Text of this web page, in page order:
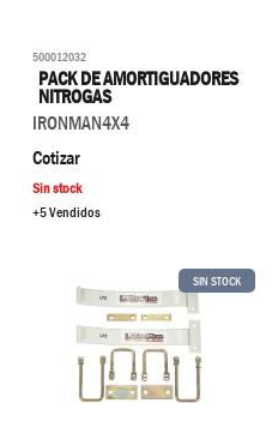
500012032
PACK DE AMORTIGUADORES
NITROGAS
IRONMAN4X4
Cotizar
Sin stock
+5 Vendidos
SIN STOCK